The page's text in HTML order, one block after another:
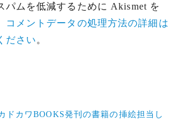
パムを低減するために Akismet を
コメントデータの処理方法の詳細は
ださい 。
ドカワBOOKS発刊の書籍の挿絵担当し